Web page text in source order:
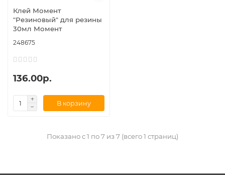
Клей Момент
"Резиновый" для резины
30мл Момент
248675
136.00р.
В корзину
Показано с 1 по 7 из 7 (всего 1 страниц)